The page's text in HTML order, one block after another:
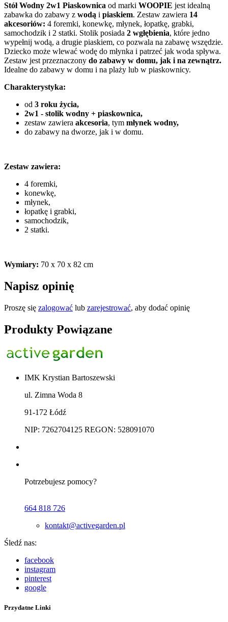
Stół Wodny 2w1 Piaskownica od marki WOOPIE jest idealną
zabawka do zabawy z wodą i piaskiem. Zestaw zawiera 14
akcesoriów: 4 foremki, konewkę, młynek, łopatkę, grabki,
samochodzik i 2 statki. Stolik posiada 2 wgłębienia, które jedno
wypełnij wodą, a drugie piaskiem, co pozwala na zabawę wszędzie.
Dziecko może wlewać wodę do młynka i patrzeć jak woda spływa.
Zestaw jest przeznaczony do zabawy w domu, jak i na zewnątrz.
Idealne do zabawy w domu i na plaży lub w piaskownicy.
Charakterystyka:
od 3 roku życia,
2w1 - stolik wodny + piaskownica,
zestaw zawiera akcesoria, tym młynek wodny,
do zabawy na dworze, jak i w domu.
Zestaw zawiera:
4 foremki,
konewkę,
młynek,
łopatkę i grabki,
samochodzik,
2 statki.
Wymiary: 70 x 70 x 82 cm
Napisz opinię
Proszę się zalogować lub zarejestrować, aby dodać opinię
Produkty Powiązane
IMK Krystian Bartoszewski
ul. Zimna Woda 8
91-172 Łódź
NIP: 7262704125 REGON: 528091070
Potrzebujesz pomocy?
664 818 726
kontakt@activegarden.pl
Śledź nas:
facebook
instagram
pinterest
google
Przydatne Linki